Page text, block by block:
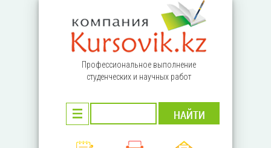
Профессиональное выполнение
студенческих и научных работ